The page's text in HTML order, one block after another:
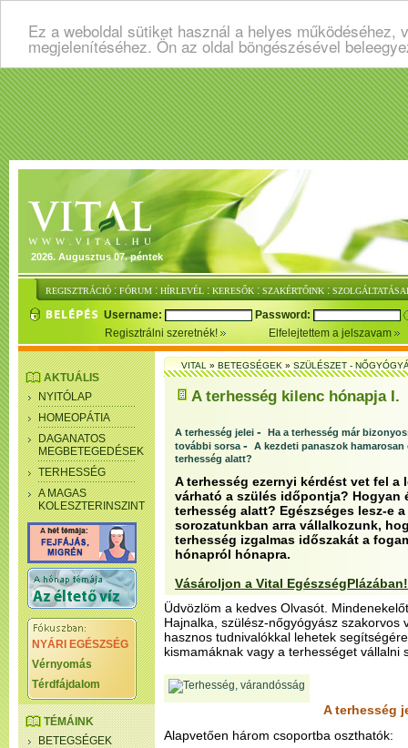
Ez a weboldal sütiket használ a helyes
megjelenítéséhez. Ön az oldal böngészésével
2026. Augusztus 07. péntek
REGISZTRÁCIÓ : FÓRUM : HÍRLEVÉL : KERESŐK : SZAKÉRTŐINK :
Username:
Password:
Regisztrálni szeretnék!
Elfelejtettem a jelszavam
AKTUÁLIS
NYITÓLAP
HOMEOPÁTIA
DAGANATOS
MEGBETEGEDÉSEK
TERHESSÉG
A MAGAS
KOLESZTERINSZINT
NYÁRI EGÉSZSÉG
Vérnyomás
Térdfájdalom
TÉMÁINK
BETEGSÉGEK
VITAL»BETEGSÉGEK»SZÜLÉSZET -
A terhesség kilenc hónapja I.
A terhesség jelei - Ha a terhesség már
további sorsa - A kezdeti panaszok hamarosan
terhesség alatt?
A terhesség ezernyi kérdést vet fel a
várható a szülés időpontja? Hogyan
terhesség alatt? Egészséges lesz-e
sorozatunkban arra vállalkozunk,
terhesség izgalmas időszakát a
hónapról hónapra.
Vásároljon a Vital EgészségPlázában!
Üdvözlöm a kedves Olvasót.
Hajnalka, szülész-nőgyógyász szakorvos
hasznos tudnivalókkal lehetek
kismamáknak vagy a terhességet vállalni
A terhesség
Alapvetően három csoportba oszthatók: